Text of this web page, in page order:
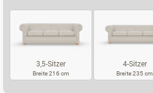
3,5-Sitzer
Breite 216 cm
4-Sitzer
Breite 235 cm